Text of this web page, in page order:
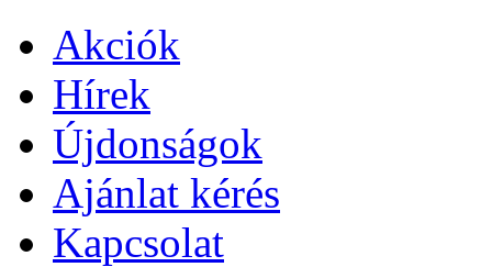
Akciók
Hírek
Újdonságok
Ajánlat kérés
Kapcsolat